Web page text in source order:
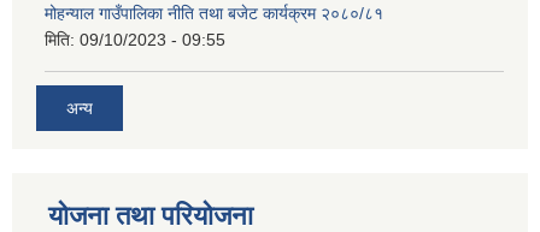
मोहन्याल गाउँपालिका नीति तथा बजेट कार्यक्रम २०८०/८१
मिति: 09/10/2023 - 09:55
अन्य
योजना तथा परियोजना